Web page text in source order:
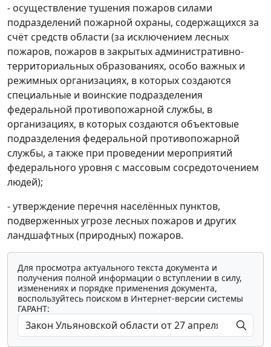
- осуществление тушения пожаров силами
подразделений пожарной охраны, содержащихся за
счёт средств области (за исключением лесных
пожаров, пожаров в закрытых административно-
территориальных образованиях, особо важных и
режимных организациях, в которых создаются
специальные и воинские подразделения
федеральной противопожарной службы, в
организациях, в которых создаются объектовые
подразделения федеральной противопожарной
службы, а также при проведении мероприятий
федерального уровня с массовым сосредоточением
людей);
- утверждение перечня населённых пунктов,
подверженных угрозе лесных пожаров и других
ландшафтных (природных) пожаров.
Для просмотра актуального текста документа и
получения полной информации о вступлении в силу,
изменениях и порядке применения документа,
воспользуйтесь поиском в Интернет-версии системы
ГАРАНТ: